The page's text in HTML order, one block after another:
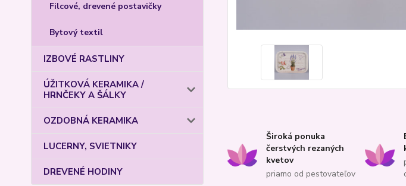
Filcové, drevené postavičky
Bytový textil
IZBOVÉ RASTLINY
ÚŽITKOVÁ KERAMIKA /
HRNČEKY A ŠÁLKY
OZDOBNÁ KERAMIKA
LUCERNY, SVIETNIKY
DREVENÉ HODINY
Široká ponuka
čerstvých rezaných
kvetov
priamo od pestovateľov